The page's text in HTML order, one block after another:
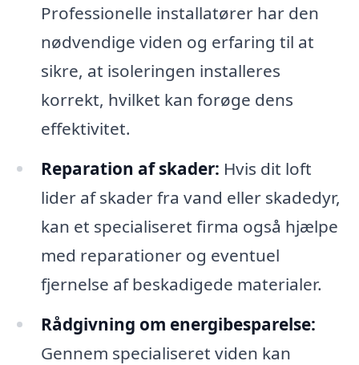
Professionelle installatører har den
nødvendige viden og erfaring til at
sikre, at isoleringen installeres
korrekt, hvilket kan forøge dens
effektivitet.
Reparation af skader: Hvis dit loft
lider af skader fra vand eller skadedyr,
kan et specialiseret firma også hjælpe
med reparationer og eventuel
fjernelse af beskadigede materialer.
Rådgivning om energibesparelse:
Gennem specialiseret viden kan